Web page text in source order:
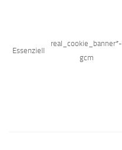
Essenziell
real_cookie_banner*-
gcm